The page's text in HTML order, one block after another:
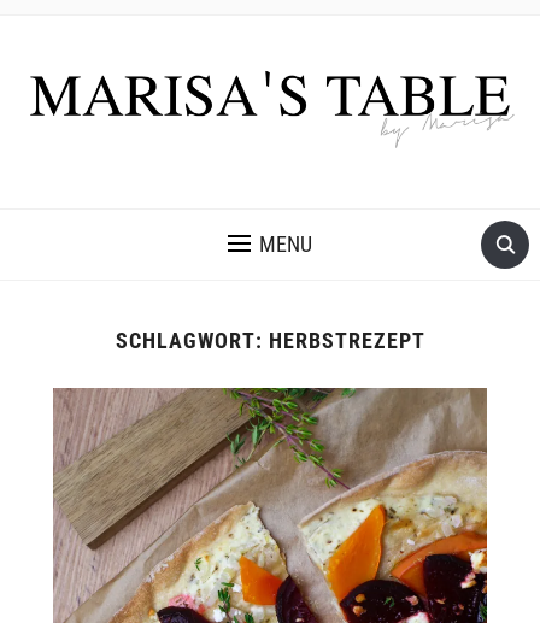
MENU
SCHLAGWORT: HERBSTREZEPT